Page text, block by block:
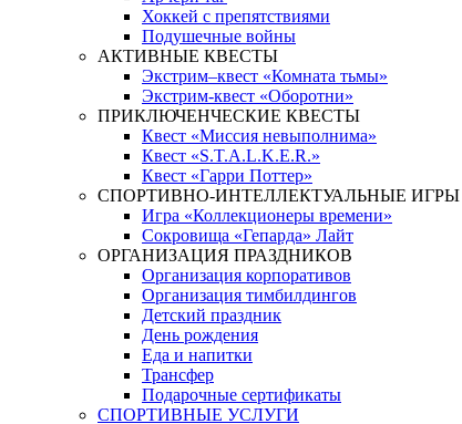
Хоккей с препятствиями
Подушечные войны
АКТИВНЫЕ КВЕСТЫ
Экстрим–квест «Комната тьмы»
Экстрим-квест «Оборотни»
ПРИКЛЮЧЕНЧЕСКИЕ КВЕСТЫ
Квест «Миссия невыполнима»
Квест «S.T.A.L.K.E.R.»
Квест «Гарри Поттер»
СПОРТИВНО-ИНТЕЛЛЕКТУАЛЬНЫЕ ИГРЫ
Игра «Коллекционеры времени»
Сокровища «Гепарда» Лайт
ОРГАНИЗАЦИЯ ПРАЗДНИКОВ
Организация корпоративов
Организация тимбилдингов
Детский праздник
День рождения
Еда и напитки
Трансфер
Подарочные сертификаты
СПОРТИВНЫЕ УСЛУГИ